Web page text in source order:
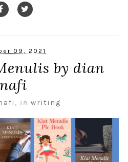
09, 2021
by dian
nafi
, in writing